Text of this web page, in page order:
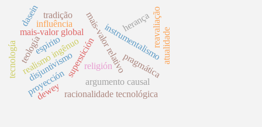
argumento causal
superstición
proyección
mais-valor globalmais-valor relativo
disjuntivismo religión
realismo ingênuo
racionalidade tecnológica
tecnología instrumentalismo
dewey
teologíaespirito
influência
dasein herançareavaliação
tradição
pragmática
atualidade